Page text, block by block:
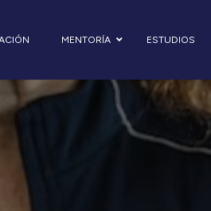
MENTORÍA ESTUDIOS